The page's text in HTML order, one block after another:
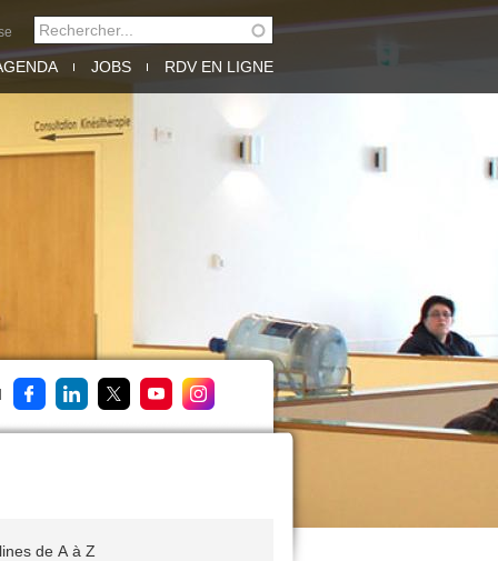
JOBS RDV EN LIGNE
FORMULAIRE DE
RECHERCHE
Rechercher
de A à Z